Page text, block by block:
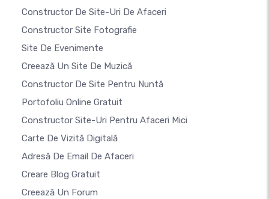
Constructor De Site-Uri De Afaceri
Constructor Site Fotografie
Site De Evenimente
Creează Un Site De Muzică
Constructor De Site Pentru Nuntă
Portofoliu Online Gratuit
Constructor Site-Uri Pentru Afaceri Mici
Carte De Vizită Digitală
Adresă De Email De Afaceri
Creare Blog Gratuit
Creează Un Forum